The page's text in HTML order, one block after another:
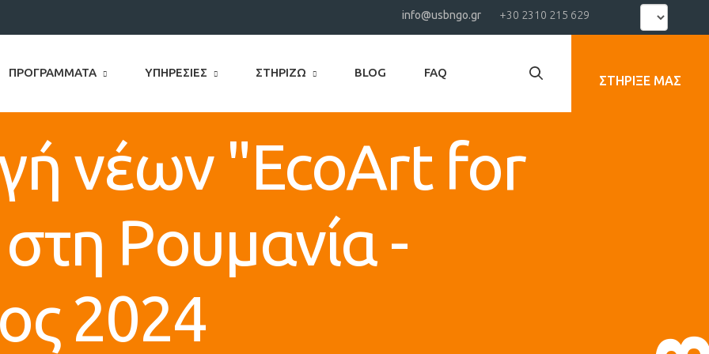
info@usbngo.gr +30 2310 215 629
Select
language
ΠΡΟΓΡΆΜΜΑΤΑ ΥΠΗΡΕΣΊΕΣ ΣΤΗΡΊΖΩ BLOG FAQ
ΣΤΉΡΙΞΕ ΜΑΣ
νέων "EcoArt for
Ρουμανία -
2024